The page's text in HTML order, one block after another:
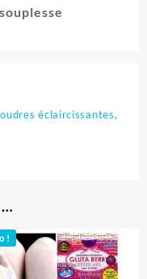
éclaircissantes,
!